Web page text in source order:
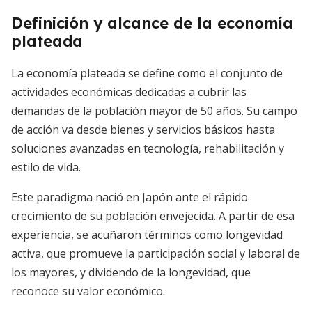
Definición y alcance de la economía
plateada
La economía plateada se define como el conjunto de
actividades económicas dedicadas a cubrir las
demandas de la población mayor de 50 años. Su campo
de acción va desde bienes y servicios básicos hasta
soluciones avanzadas en tecnología, rehabilitación y
estilo de vida.
Este paradigma nació en Japón ante el rápido
crecimiento de su población envejecida. A partir de esa
experiencia, se acuñaron términos como longevidad
activa, que promueve la participación social y laboral de
los mayores, y dividendo de la longevidad, que
reconoce su valor económico.